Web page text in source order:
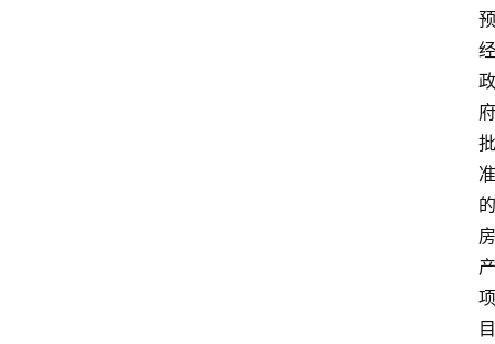
预
经
政
府
批
准
的
房
产
项
目